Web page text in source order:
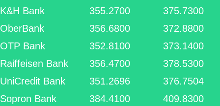
K&H Bank
355.2700
375.7300
OberBank
356.6800
372.8800
OTP Bank
352.8100
373.1400
Raiffeisen Bank
356.4700
378.5300
UniCredit Bank
351.2696
376.7504
Sopron Bank
384.4100
409.8300